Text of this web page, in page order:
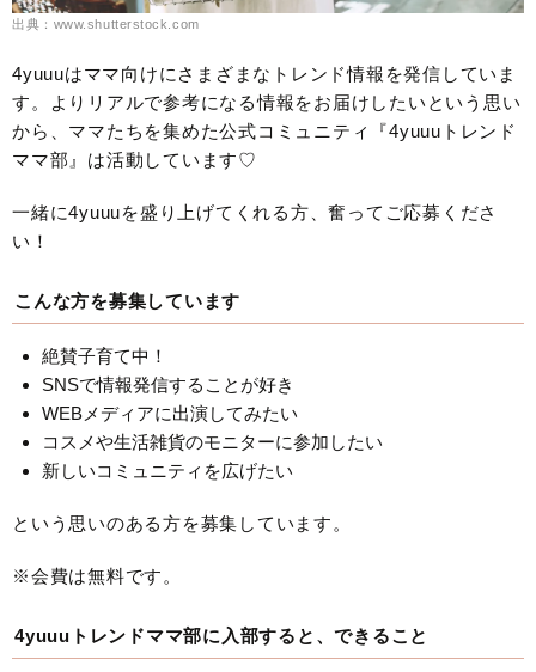
出典：www.shutterstock.com
4yuuuはママ向けにさまざまなトレンド情報を発信していま
す。よりリアルで参考になる情報をお届けしたいという思い
から、ママたちを集めた公式コミュニティ『4yuuuトレンド
ママ部』は活動しています♡
一緒に4yuuuを盛り上げてくれる方、奮ってご応募くださ
い！
こんな方を募集しています
絶賛子育て中！
SNSで情報発信することが好き
WEBメディアに出演してみたい
コスメや生活雑貨のモニターに参加したい
新しいコミュニティを広げたい
という思いのある方を募集しています。
※会費は無料です。
4yuuuトレンドママ部に入部すると、できること